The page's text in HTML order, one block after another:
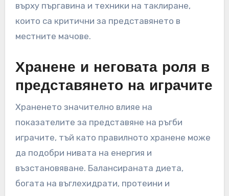
върху пъргавина и техники на таклиране,
които са критични за представянето в
местните мачове.
Хранене и неговата роля в
представянето на играчите
Храненето значително влияе на
показателите за представяне на ръгби
играчите, тъй като правилното хранене може
да подобри нивата на енергия и
възстановяване. Балансираната диета,
богата на въглехидрати, протеини и